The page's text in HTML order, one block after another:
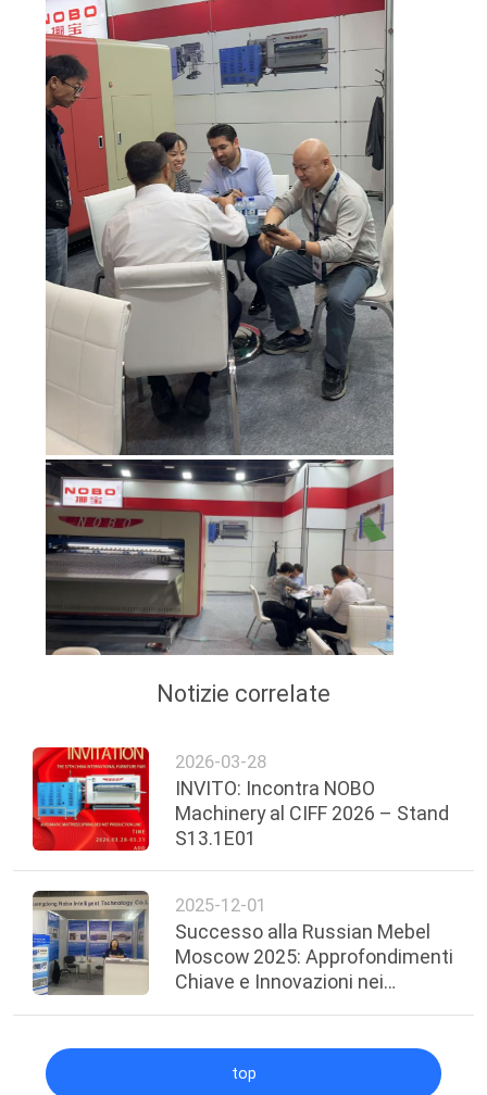
Notizie correlate
2026-03-28
INVITO: Incontra NOBO
Machinery al CIFF 2026 – Stand
S13.1E01
2025-12-01
Successo alla Russian Mebel
Moscow 2025: Approfondimenti
Chiave e Innovazioni nei
top